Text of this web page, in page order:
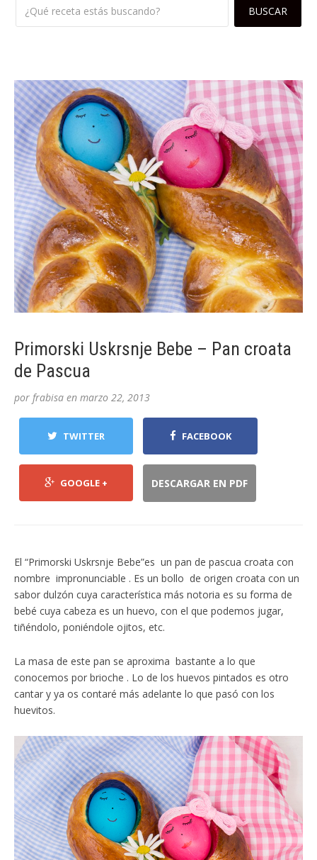
Primorski Uskrsnje Bebe – Pan croata
de Pascua
por frabisa en marzo 22, 2013
TWITTER FACEBOOK
GOOGLE + DESCARGAR EN PDF
El “Primorski Uskrsnje Bebe”es un pan de pascua croata con
nombre impronunciable . Es un bollo de origen croata con un
sabor dulzón cuya característica más notoria es su forma de
bebé cuya cabeza es un huevo, con el que podemos jugar,
tiñéndolo, poniéndole ojitos, etc.
La masa de este pan se aproxima bastante a lo que
conocemos por brioche . Lo de los huevos pintados es otro
cantar y ya os contaré más adelante lo que pasó con los
huevitos.